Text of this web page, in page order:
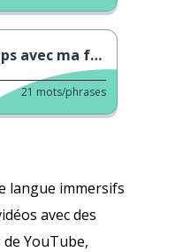
langue immersifs
avec des
de YouTube,
ma famille à Izu
21 mots/phrases